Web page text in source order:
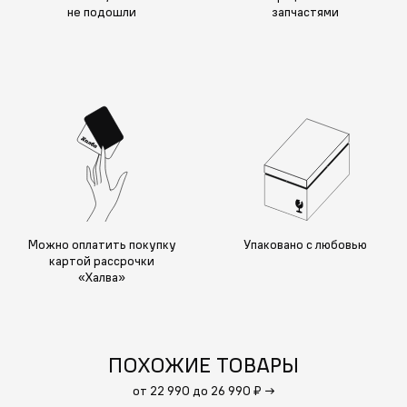
не подошли
запчастями
Можно оплатить покупку
картой рассрочки
«Халва»
Упаковано с любовью
ПОХОЖИЕ ТОВАРЫ
от 22 990 до 26 990 ₽ →